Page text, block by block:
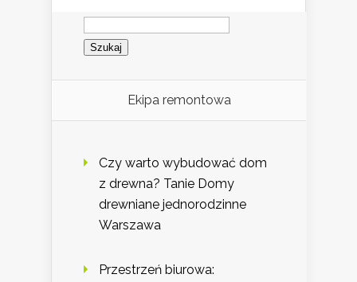
Szukaj:
Ekipa remontowa
Czy warto wybudować dom
z drewna? Tanie Domy
drewniane jednorodzinne
Warszawa
Przestrzeń biurowa: